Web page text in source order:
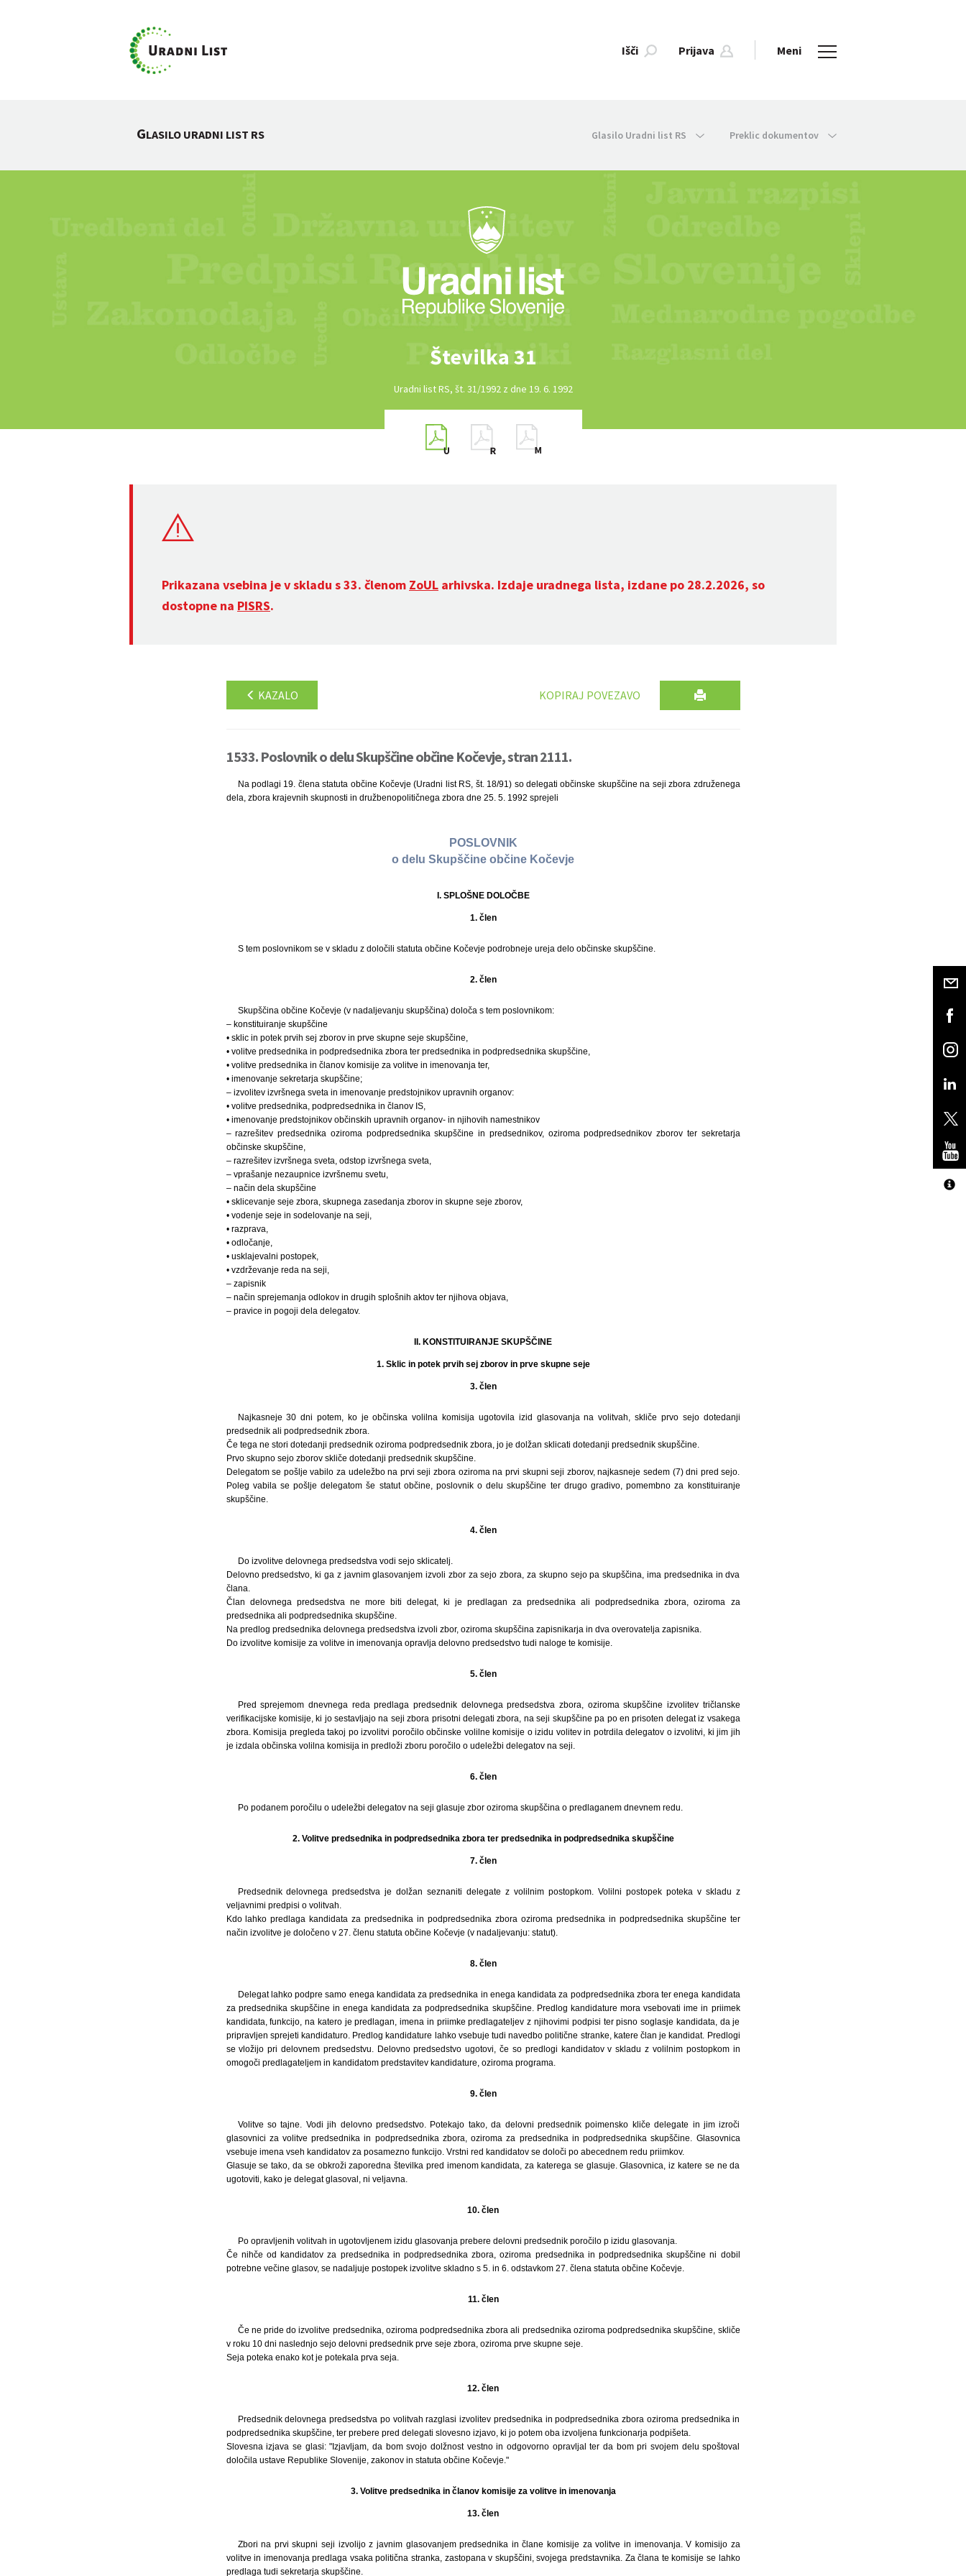
Išči Prijava Meni
GLASILO URADNI LIST RS Glasilo Uradni list RS Preklic dokumentov
Številka 31
Uradni list RS, št. 31/1992 z dne 19. 6. 1992
Prikazana vsebina je v skladu s 33. členom ZoUL arhivska. Izdaje uradnega lista, izdane po 28.2.2026, so
dostopne na PISRS.
KAZALO KOPIRAJ POVEZAVO
1533. Poslovnik o delu Skupščine občine Kočevje, stran 2111.
Na podlagi 19. člena statuta občine Kočevje (Uradni list RS, št. 18/91) so delegati občinske skupščine na seji zbora združenega
dela, zbora krajevnih skupnosti in družbenopolitičnega zbora dne 25. 5. 1992 sprejeli
POSLOVNIK
o delu Skupščine občine Kočevje
I. SPLOŠNE DOLOČBE
1. člen
S tem poslovnikom se v skladu z določili statuta občine Kočevje podrobneje ureja delo občinske skupščine.
2. člen
Skupščina občine Kočevje (v nadaljevanju skupščina) določa s tem poslovnikom:
– konstituiranje skupščine
• sklic in potek prvih sej zborov in prve skupne seje skupščine,
• volitve predsednika in podpredsednika zbora ter predsednika in podpredsednika skupščine,
• volitve predsednika in članov komisije za volitve in imenovanja ter,
• imenovanje sekretarja skupščine;
– izvolitev izvršnega sveta in imenovanje predstojnikov upravnih organov:
• volitve predsednika, podpredsednika in članov IS,
• imenovanje predstojnikov občinskih upravnih organov- in njihovih namestnikov
– razrešitev predsednika oziroma podpredsednika skupščine in predsednikov, oziroma podpredsednikov zborov ter sekretarja
občinske skupščine,
– razrešitev izvršnega sveta, odstop izvršnega sveta,
– vprašanje nezaupnice izvršnemu svetu,
– način dela skupščine
• sklicevanje seje zbora, skupnega zasedanja zborov in skupne seje zborov,
• vodenje seje in sodelovanje na seji,
• razprava,
• odločanje,
• usklajevalni postopek,
• vzdrževanje reda na seji,
– zapisnik
– način sprejemanja odlokov in drugih splošnih aktov ter njihova objava,
– pravice in pogoji dela delegatov.
II. KONSTITUIRANJE SKUPŠČINE
1. Sklic in potek prvih sej zborov in prve skupne seje
3. člen
Najkasneje 30 dni potem, ko je občinska volilna komisija ugotovila izid glasovanja na volitvah, skliče prvo sejo dotedanji
predsednik ali podpredsednik zbora.
Če tega ne stori dotedanji predsednik oziroma podpredsednik zbora, jo je dolžan sklicati dotedanji predsednik skupščine.
Prvo skupno sejo zborov skliče dotedanji predsednik skupščine.
Delegatom se pošlje vabilo za udeležbo na prvi seji zbora oziroma na prvi skupni seji zborov, najkasneje sedem (7) dni pred sejo.
Poleg vabila se pošlje delegatom še statut občine, poslovnik o delu skupščine ter drugo gradivo, pomembno za konstituiranje
skupščine.
4. člen
Do izvolitve delovnega predsedstva vodi sejo sklicatelj.
Delovno predsedstvo, ki ga z javnim glasovanjem izvoli zbor za sejo zbora, za skupno sejo pa skupščina, ima predsednika in dva
člana.
Član delovnega predsedstva ne more biti delegat, ki je predlagan za predsednika ali podpredsednika zbora, oziroma za
predsednika ali podpredsednika skupščine.
Na predlog predsednika delovnega predsedstva izvoli zbor, oziroma skupščina zapisnikarja in dva overovatelja zapisnika.
Do izvolitve komisije za volitve in imenovanja opravlja delovno predsedstvo tudi naloge te komisije.
5. člen
Pred sprejemom dnevnega reda predlaga predsednik delovnega predsedstva zbora, oziroma skupščine izvolitev tričlanske
verifikacijske komisije, ki jo sestavljajo na seji zbora prisotni delegati zbora, na seji skupščine pa po en prisoten delegat iz vsakega
zbora. Komisija pregleda takoj po izvolitvi poročilo občinske volilne komisije o izidu volitev in potrdila delegatov o izvolitvi, ki jim jih
je izdala občinska volilna komisija in predloži zboru poročilo o udeležbi delegatov na seji.
6. člen
Po podanem poročilu o udeležbi delegatov na seji glasuje zbor oziroma skupščina o predlaganem dnevnem redu.
2. Volitve predsednika in podpredsednika zbora ter predsednika in podpredsednika skupščine
7. člen
Predsednik delovnega predsedstva je dolžan seznaniti delegate z volilnim postopkom. Volilni postopek poteka v skladu z
veljavnimi predpisi o volitvah.
Kdo lahko predlaga kandidata za predsednika in podpredsednika zbora oziroma predsednika in podpredsednika skupščine ter
način izvolitve je določeno v 27. členu statuta občine Kočevje (v nadaljevanju: statut).
8. člen
Delegat lahko podpre samo enega kandidata za predsednika in enega kandidata za podpredsednika zbora ter enega kandidata
za predsednika skupščine in enega kandidata za podpredsednika skupščine. Predlog kandidature mora vsebovati ime in priimek
kandidata, funkcijo, na katero je predlagan, imena in priimke predlagateljev z njihovimi podpisi ter pisno soglasje kandidata, da je
pripravljen sprejeti kandidaturo. Predlog kandidature lahko vsebuje tudi navedbo politične stranke, katere član je kandidat. Predlogi
se vložijo pri delovnem predsedstvu. Delovno predsedstvo ugotovi, če so predlogi kandidatov v skladu z volilnim postopkom in
omogoči predlagateljem in kandidatom predstavitev kandidature, oziroma programa.
9. člen
Volitve so tajne. Vodi jih delovno predsedstvo. Potekajo tako, da delovni predsednik poimensko kliče delegate in jim izroči
glasovnici za volitve predsednika in podpredsednika zbora, oziroma za predsednika in podpredsednika skupščine. Glasovnica
vsebuje imena vseh kandidatov za posamezno funkcijo. Vrstni red kandidatov se določi po abecednem redu priimkov.
Glasuje se tako, da se obkroži zaporedna številka pred imenom kandidata, za katerega se glasuje. Glasovnica, iz katere se ne da
ugotoviti, kako je delegat glasoval, ni veljavna.
10. člen
Po opravljenih volitvah in ugotovljenem izidu glasovanja prebere delovni predsednik poročilo p izidu glasovanja.
Če nihče od kandidatov za predsednika in podpredsednika zbora, oziroma predsednika in podpredsednika skupščine ni dobil
potrebne večine glasov, se nadaljuje postopek izvolitve skladno s 5. in 6. odstavkom 27. člena statuta občine Kočevje.
11. člen
Če ne pride do izvolitve predsednika, oziroma podpredsednika zbora ali predsednika oziroma podpredsednika skupščine, skliče
v roku 10 dni naslednjo sejo delovni predsednik prve seje zbora, oziroma prve skupne seje.
Seja poteka enako kot je potekala prva seja.
12. člen
Predsednik delovnega predsedstva po volitvah razglasi izvolitev predsednika in podpredsednika zbora oziroma predsednika in
podpredsednika skupščine, ter prebere pred delegati slovesno izjavo, ki jo potem oba izvoljena funkcionarja podpišeta.
Slovesna izjava se glasi: "Izjavljam, da bom svojo dolžnost vestno in odgovorno opravljal ter da bom pri svojem delu spoštoval
določila ustave Republike Slovenije, zakonov in statuta občine Kočevje."
3. Volitve predsednika in članov komisije za volitve in imenovanja
13. člen
Zbori na prvi skupni seji izvolijo z javnim glasovanjem predsednika in člane komisije za volitve in imenovanja. V komisijo za
volitve in imenovanja predlaga vsaka politična stranka, zastopana v skupščini, svojega predstavnika. Za člana te komisije se lahko
predlaga tudi sekretarja skupščine.